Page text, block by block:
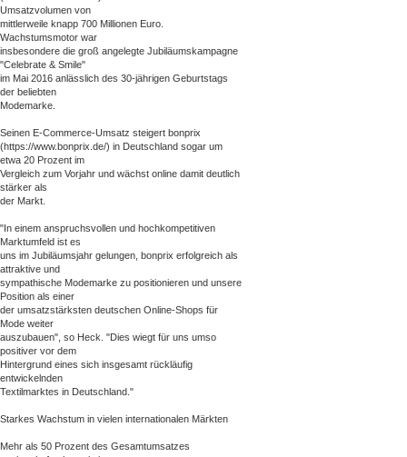
Umsatzvolumen von
mittlerweile knapp 700 Millionen Euro.
Wachstumsmotor war
insbesondere die groß angelegte Jubiläumskampagne
"Celebrate & Smile"
im Mai 2016 anlässlich des 30-jährigen Geburtstags
der beliebten
Modemarke.
Seinen E-Commerce-Umsatz steigert bonprix
(https://www.bonprix.de/) in Deutschland sogar um
etwa 20 Prozent im
Vergleich zum Vorjahr und wächst online damit deutlich
stärker als
der Markt.
"In einem anspruchsvollen und hochkompetitiven
Marktumfeld ist es
uns im Jubiläumsjahr gelungen, bonprix erfolgreich als
attraktive und
sympathische Modemarke zu positionieren und unsere
Position als einer
der umsatzstärksten deutschen Online-Shops für
Mode weiter
auszubauen", so Heck. "Dies wiegt für uns umso
positiver vor dem
Hintergrund eines sich insgesamt rückläufig
entwickelnden
Textilmarktes in Deutschland."
Starkes Wachstum in vielen internationalen Märkten
Mehr als 50 Prozent des Gesamtumsatzes